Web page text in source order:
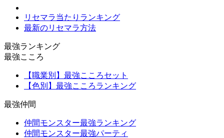
リセマラ当たりランキング
最新のリセマラ方法
最強ランキング
最強こころ
【職業別】最強こころセット
【色別】最強こころランキング
最強仲間
仲間モンスター最強ランキング
仲間モンスター最強パーティ